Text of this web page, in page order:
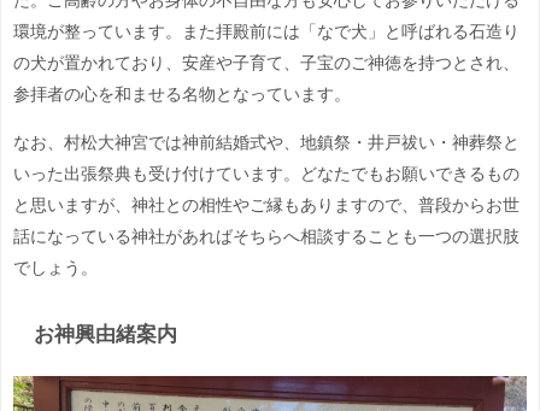
環境が整っています。また拝殿前には「なで犬」と呼ばれる石造り
の犬が置かれており、安産や子育て、子宝のご神徳を持つとされ、
参拝者の心を和ませる名物となっています。
なお、村松大神宮では神前結婚式や、地鎮祭・井戸祓い・神葬祭と
いった出張祭典も受け付けています。どなたでもお願いできるもの
と思いますが、神社との相性やご縁もありますので、普段からお世
話になっている神社があればそちらへ相談することも一つの選択肢
でしょう。
お神興由緒案内